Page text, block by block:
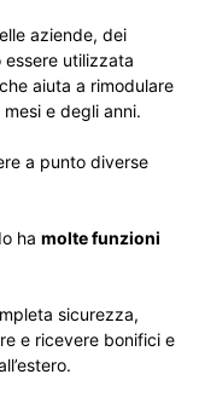
aziende, dei
utilizzata
aiuta a rimodulare
e degli anni.
a punto diverse
ha molte funzioni
sicurezza,
e ricevere bonifici e